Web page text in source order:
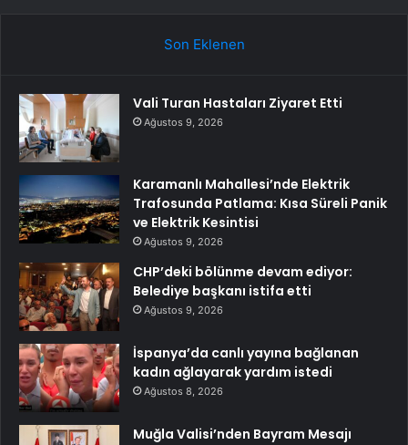
Son Eklenen
Vali Turan Hastaları Ziyaret Etti
Ağustos 9, 2026
Karamanlı Mahallesi’nde Elektrik
Trafosunda Patlama: Kısa Süreli Panik
ve Elektrik Kesintisi
Ağustos 9, 2026
CHP’deki bölünme devam ediyor:
Belediye başkanı istifa etti
Ağustos 9, 2026
İspanya’da canlı yayına bağlanan
kadın ağlayarak yardım istedi
Ağustos 8, 2026
Muğla Valisi’nden Bayram Mesajı